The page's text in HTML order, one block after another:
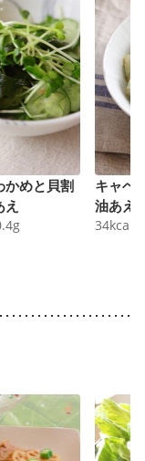
かめと貝割
g
キャベ
油あえ
34kcal